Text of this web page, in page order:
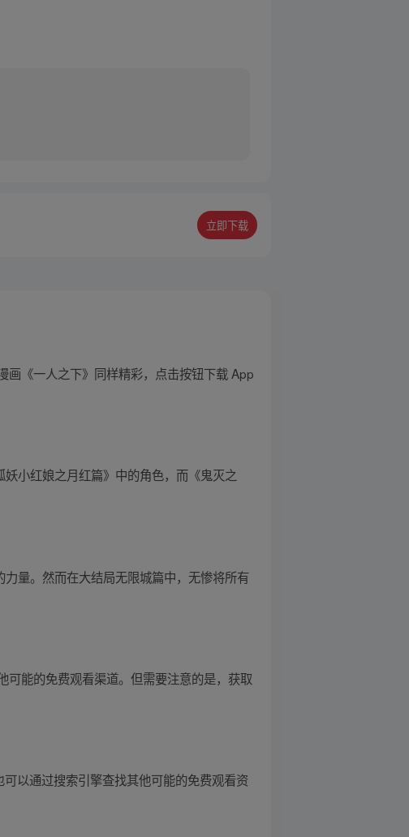
立即下载
画《一人之下》同样精彩，点击按钮下载 App
小红娘之月红篇》中的角色，而《鬼灭之
量。然而在大结局无限城篇中，无惨将所有
可能的免费观看渠道。但需要注意的是，获取
以通过搜索引擎查找其他可能的免费观看资